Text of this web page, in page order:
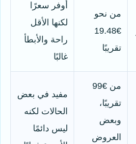
من نحو
€19.48
تقريبًا
أوفر سعرًا
لكنها الأقل
راحة والأبطأ
غالبًا
من €99
تقريبًا،
وبعض
العروض
مفيد في بعض
الحالات لكنه
ليس دائمًا